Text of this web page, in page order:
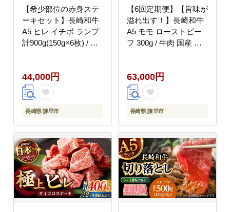
【希少部位の赤身ステ
ーキセット】長崎和牛
A5 ヒレ イチボ ランプ
計900g(150g×6枚) / 和
市 / 野中精肉店
[AHCW071]
44,000円
長崎県 諫早市
【6回定期便】【旨味が
溢れ出す！】長崎和牛
A5 モモ ローストビー
フ 300g / 牛肉 国産 ろ
中精肉店 [AHCW091]
63,000円
長崎県 諫早市